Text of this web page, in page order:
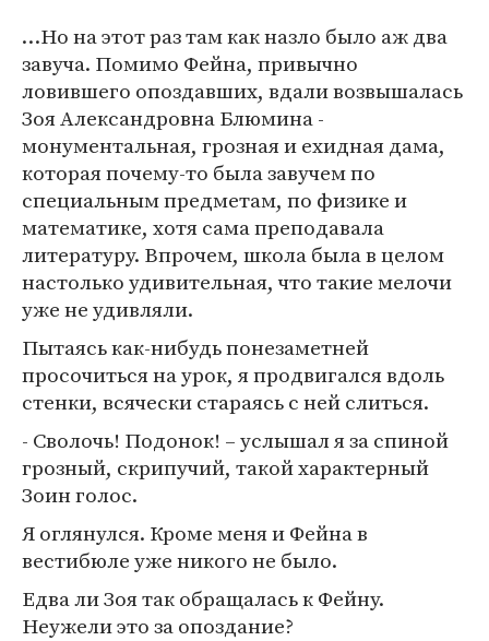
…Но на этот раз там как назло было аж два
завуча. Помимо Фейна, привычно
ловившего опоздавших, вдали возвышалась
Зоя Александровна Блюмина -
монументальная, грозная и ехидная дама,
которая почему-то была завучем по
специальным предметам, по физике и
математике, хотя сама преподавала
литературу. Впрочем, школа была в целом
настолько удивительная, что такие мелочи
уже не удивляли.
Пытаясь как-нибудь понезаметней
просочиться на урок, я продвигался вдоль
стенки, всячески стараясь с ней слиться.
- Сволочь! Подонок! – услышал я за спиной
грозный, скрипучий, такой характерный
Зоин голос.
Я оглянулся. Кроме меня и Фейна в
вестибюле уже никого не было.
Едва ли Зоя так обращалась к Фейну.
Неужели это за опоздание?